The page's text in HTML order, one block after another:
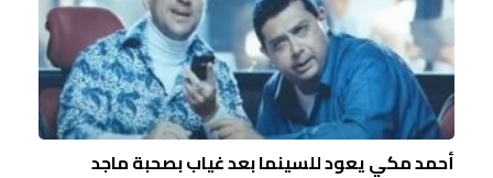
أحمد مكي يعود للسينما بعد غياب بصحبة ماجد